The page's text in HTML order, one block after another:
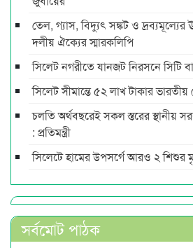
তেল, গ্যাস, বিদ্যুৎ সঙ্কট ও দ্রব্যমূল্যের
দলীয় ঐক্যের স্মারকলিপি
সিলেট নগরীতে যানজট নিরসনে সিটি
সিলেট সীমান্তে ৫২ লাখ টাকার ভারতীয়
চলতি অর্থবছরেই সকল স্তরের স্থানীয়
: প্রতিমন্ত্রী
সিলেটে হামের উপসর্গে আরও ২ শিশুর
সর্বমোট পাঠক